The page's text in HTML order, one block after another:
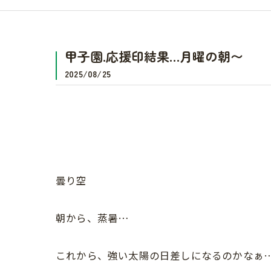
甲子園.応援印結果…月曜の朝〜
2025/08/25
曇り空
朝から、蒸暑…
これから、強い太陽の日差しになるのかなぁ